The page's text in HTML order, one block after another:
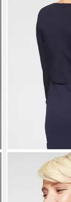
ANISTON
Bolero mit leicht
Vorderteil
ab 25,99 € UVP